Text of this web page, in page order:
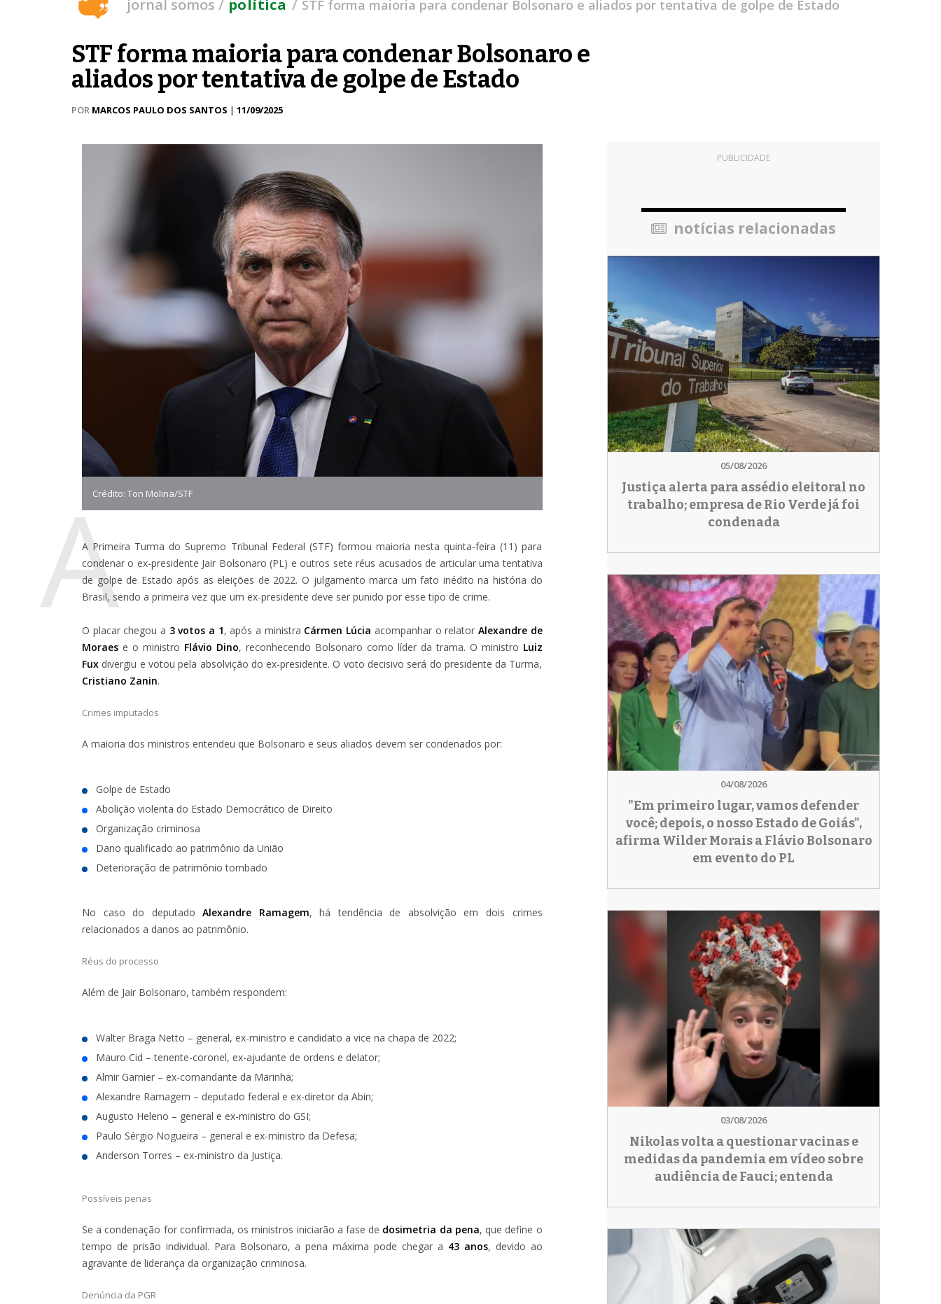
jornal somos política STF forma maioria para condenar Bolsonaro e aliados por tentativa de golpe de Estado
STF forma maioria para condenar Bolsonaro e
aliados por tentativa de golpe de Estado
POR MARCOS PAULO DOS SANTOS | 11/09/2025
Crédito: Ton Molina/STF
A
A Primeira Turma do Supremo Tribunal Federal (STF) formou maioria nesta quinta-feira (11) para
condenar o ex-presidente Jair Bolsonaro (PL) e outros sete réus acusados de articular uma tentativa
de golpe de Estado após as eleições de 2022. O julgamento marca um fato inédito na história do
Brasil, sendo a primeira vez que um ex-presidente deve ser punido por esse tipo de crime.
O placar chegou a 3 votos a 1, após a ministra Cármen Lúcia acompanhar o relator Alexandre de
Moraes e o ministro Flávio Dino, reconhecendo Bolsonaro como líder da trama. O ministro Luiz
Fux divergiu e votou pela absolvição do ex-presidente. O voto decisivo será do presidente da Turma,
Cristiano Zanin.
Crimes imputados
A maioria dos ministros entendeu que Bolsonaro e seus aliados devem ser condenados por:
Golpe de Estado
Abolição violenta do Estado Democrático de Direito
Organização criminosa
Dano qualificado ao patrimônio da União
Deterioração de patrimônio tombado
No caso do deputadoAlexandre Ramagem, há tendência de absolvição em dois crimes
relacionados a danos ao patrimônio.
Réus do processo
Além de Jair Bolsonaro, também respondem:
Walter Braga Netto – general, ex-ministro e candidato a vice na chapa de 2022;
Mauro Cid – tenente-coronel, ex-ajudante de ordens e delator;
Almir Garnier – ex-comandante da Marinha;
Alexandre Ramagem – deputado federal e ex-diretor da Abin;
Augusto Heleno – general e ex-ministro do GSI;
Paulo Sérgio Nogueira – general e ex-ministro da Defesa;
Anderson Torres – ex-ministro da Justiça.
Possíveis penas
Se a condenação for confirmada, os ministros iniciarão a fase de dosimetria da pena, que define o
tempo de prisão individual. Para Bolsonaro, a pena máxima pode chegar a 43 anos, devido ao
agravante de liderança da organização criminosa.
Denúncia da PGR
PUBLICIDADE
notícias relacionadas
05/08/2026
Justiça alerta para assédio eleitoral no
trabalho; empresa de Rio Verde já foi
condenada
04/08/2026
"Em primeiro lugar, vamos defender
você; depois, o nosso Estado de Goiás",
afirma Wilder Morais a Flávio Bolsonaro
em evento do PL
03/08/2026
Nikolas volta a questionar vacinas e
medidas da pandemia em vídeo sobre
audiência de Fauci; entenda